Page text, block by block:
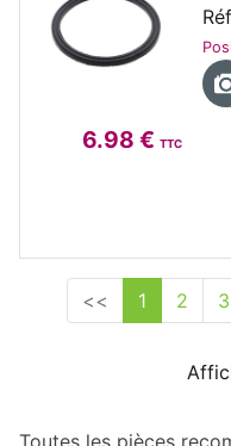
6.98 € TTC
<< 1 2 3
Toutes les pièces